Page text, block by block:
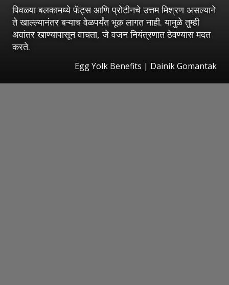
पिवळ्या बलकामध्ये फॅट्स आणि प्रोटीनचे उत्तम मिश्रण असल्याने
ते खाल्ल्यानंतर बऱ्याच वेळपर्यंत भूक लागत नाही. यामुळे तुम्ही
अवांतर खाण्यापासून वाचता, जे वजन नियंत्रणात ठेवण्यास मदत
करते.
Egg Yolk Benefits | Dainik Gomantak